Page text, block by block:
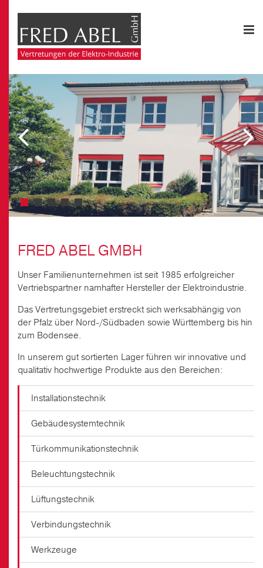
Previous
slide
Next
slide
FRED ABEL GMBH
Unser Familienunternehmen ist seit 1985 erfolgreicher
Vertriebspartner namhafter Hersteller der Elektroindustrie.
Das Vertretungsgebiet erstreckt sich werksabhängig von
der Pfalz über Nord-/Südbaden sowie Württemberg bis hin
zum Bodensee.
In unserem gut sortierten Lager führen wir innovative und
qualitativ hochwertige Produkte aus den Bereichen:
Installationstechnik
Gebäudesystemtechnik
Türkommunikationstechnik
Beleuchtungstechnik
Lüftungstechnik
Verbindungstechnik
Werkzeuge